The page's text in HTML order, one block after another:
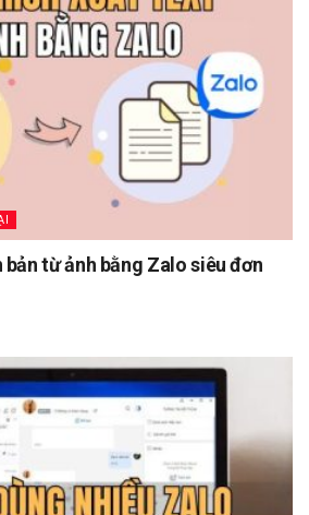
từ ảnh bằng Zalo siêu đơn